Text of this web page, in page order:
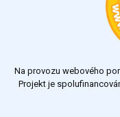
Na provozu webového
Projekt je